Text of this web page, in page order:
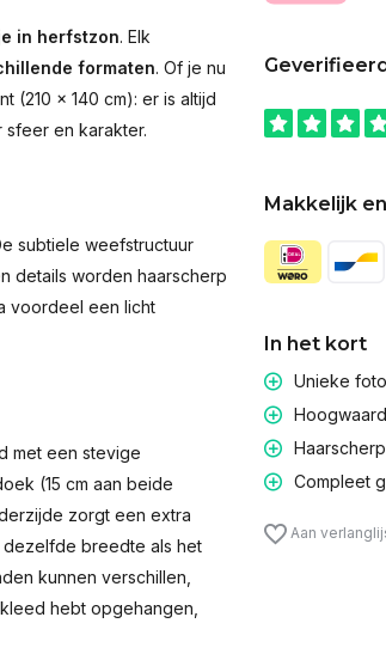
in herfstzon. Elk
formaten. Of je nu
(210 × 140 cm): er is altijd
en karakter.
subtiele weefstructuur
details worden haarscherp
voordeel een licht
met een stevige
(15 cm aan beide
zorgt een extra
breedte als het
kunnen verschillen,
hebt opgehangen,
Makkelijk
In het kort
Unieke
Compleet
Aan